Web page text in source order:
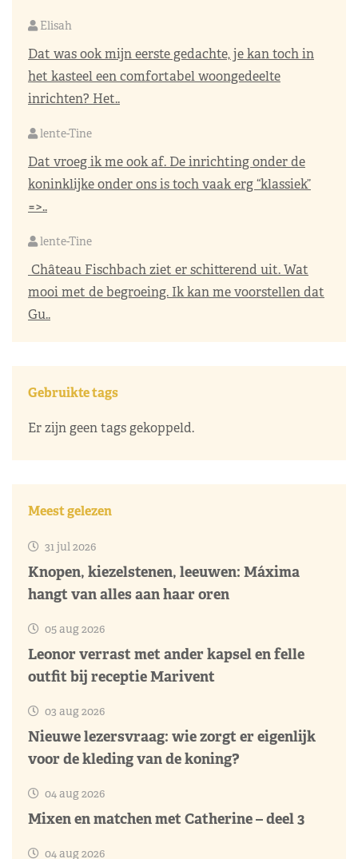
Elisah
Dat was ook mijn eerste gedachte, je kan toch in
het kasteel een comfortabel woongedeelte
inrichten? Het..
lente-Tine
Dat vroeg ik me ook af. De inrichting onder de
koninklijke onder ons is toch vaak erg “klassiek”
=>..
lente-Tine
Château Fischbach ziet er schitterend uit. Wat
mooi met de begroeing. Ik kan me voorstellen dat
Gu..
Gebruikte tags
Er zijn geen tags gekoppeld.
Meest gelezen
31 jul 2026
Knopen, kiezelstenen, leeuwen: Máxima
hangt van alles aan haar oren
05 aug 2026
Leonor verrast met ander kapsel en felle
outfit bij receptie Marivent
03 aug 2026
Nieuwe lezersvraag: wie zorgt er eigenlijk
voor de kleding van de koning?
04 aug 2026
Mixen en matchen met Catherine – deel 3
04 aug 2026